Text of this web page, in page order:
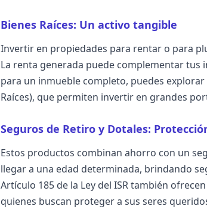
Bienes Raíces: Un activo tangible
Invertir en propiedades para rentar o para
La renta generada puede complementar tus
para un inmueble completo, puedes explorar
Raíces), que permiten invertir en grandes
Seguros de Retiro y Dotales:
Estos productos combinan ahorro con un
llegar a una edad determinada, brindando
Artículo 185 de la Ley del ISR también
quienes buscan proteger a sus seres